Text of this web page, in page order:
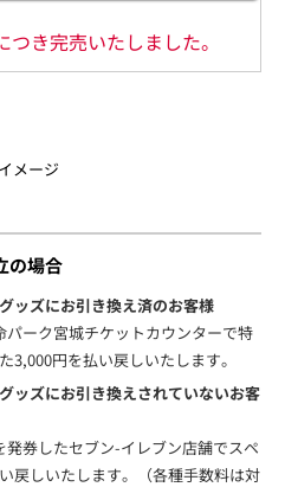
き完売いたしました。
メージ
の場合
ッズにお引き換え済のお客様
ーク宮城チケットカウンターで特
3,000円を払い戻しいたします。
ッズにお引き換えされていないお客
券したセブン-イレブン店舗でスペ
戻しいたします。（各種手数料は対